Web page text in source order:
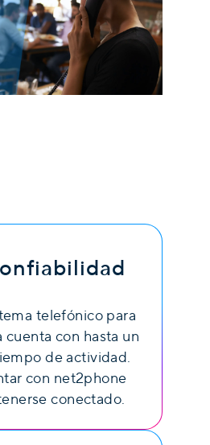
telefónico para
cuenta con hasta un
de actividad.
con net2phone
conectado.